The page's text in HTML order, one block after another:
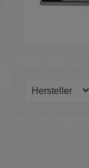
Hersteller